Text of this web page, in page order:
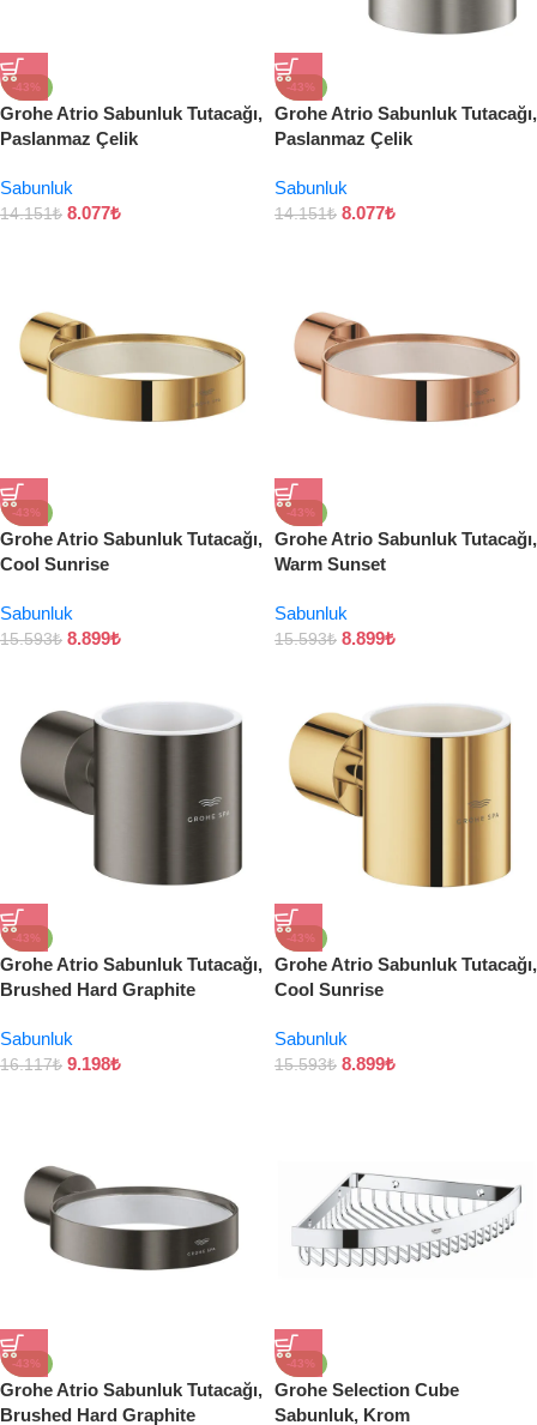
-43%
Grohe Atrio Sabunluk Tutacağı,
Paslanmaz Çelik
Sabunluk
14.151₺ 8.077₺
-43%
Grohe Atrio Sabunluk Tutacağı,
Paslanmaz Çelik
Sabunluk
14.151₺ 8.077₺
-43%
Grohe Atrio Sabunluk Tutacağı,
Cool Sunrise
Sabunluk
15.593₺ 8.899₺
-43%
Grohe Atrio Sabunluk Tutacağı,
Warm Sunset
Sabunluk
15.593₺ 8.899₺
-43%
Grohe Atrio Sabunluk Tutacağı,
Brushed Hard Graphite
Sabunluk
16.117₺ 9.198₺
-43%
Grohe Atrio Sabunluk Tutacağı,
Cool Sunrise
Sabunluk
15.593₺ 8.899₺
-43%
Grohe Atrio Sabunluk Tutacağı,
Brushed Hard Graphite
-43%
Grohe Selection Cube
Sabunluk, Krom